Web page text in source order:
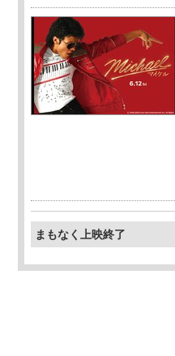
まもなく上映終了